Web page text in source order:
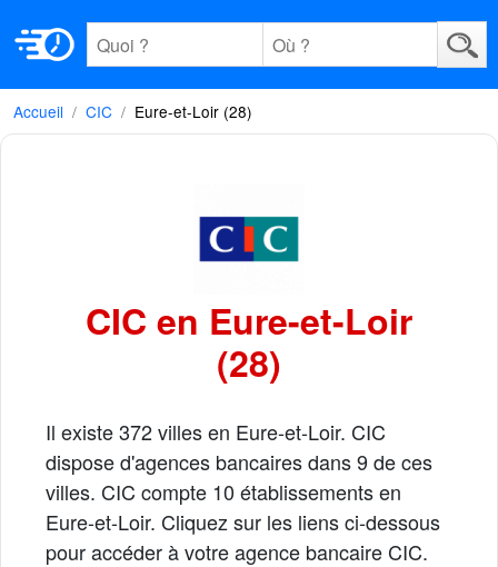
Accueil CIC Eure-et-Loir (28)
CIC en Eure-et-Loir
(28)
Il existe 372 villes en Eure-et-Loir. CIC
dispose d'agences bancaires dans 9 de ces
villes. CIC compte 10 établissements en
Eure-et-Loir. Cliquez sur les liens ci-dessous
pour accéder à votre agence bancaire CIC.